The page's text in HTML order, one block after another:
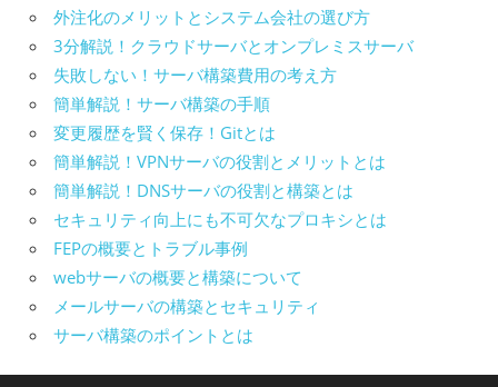
外注化のメリットとシステム会社の選び方
3分解説！クラウドサーバとオンプレミスサーバ
失敗しない！サーバ構築費用の考え方
簡単解説！サーバ構築の手順
変更履歴を賢く保存！Gitとは
簡単解説！VPNサーバの役割とメリットとは
簡単解説！DNSサーバの役割と構築とは
セキュリティ向上にも不可欠なプロキシとは
FEPの概要とトラブル事例
webサーバの概要と構築について
メールサーバの構築とセキュリティ
サーバ構築のポイントとは